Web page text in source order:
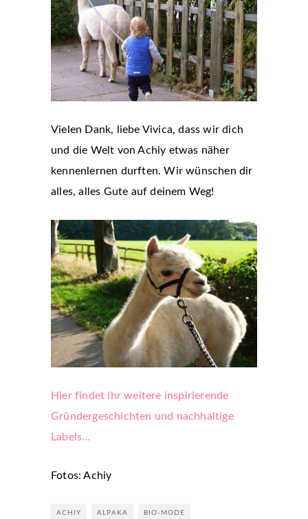
Vielen Dank, liebe Vivica, dass wir dich
und die Welt von Achiy etwas näher
kennenlernen durften. Wir wünschen dir
alles, alles Gute auf deinem Weg!
Hier findet ihr weitere inspirierende
Gründergeschichten und nachhaltige
Labels…
Fotos: Achiy
ACHIY ALPAKA BIO-MODE